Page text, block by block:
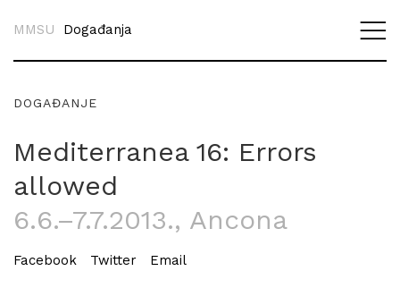
MMSU Događanja
DOGAĐANJE
Mediterranea 16: Errors
allowed
6.6.–7.7.2013., Ancona
Facebook Twitter Email